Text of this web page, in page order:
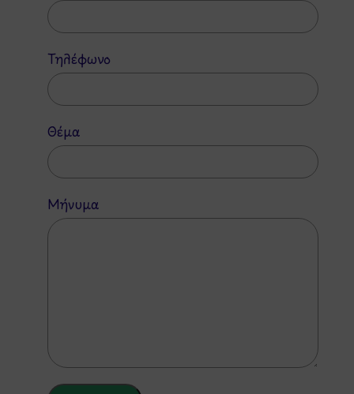
Τηλέφωνο
Θέμα
Μήνυμα